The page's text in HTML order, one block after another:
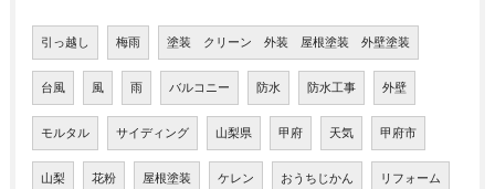
引っ越し 梅雨 塗装 クリーン 外装 屋根塗装 外壁塗装
台風 風 雨 バルコニー 防水 防水工事 外壁
モルタル サイディング 山梨県 甲府 天気 甲府市
山梨 花粉 屋根塗装 ケレン おうちじかん リフォーム